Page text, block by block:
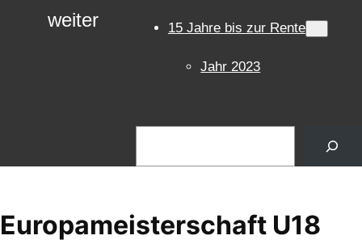
weiter
15 Jahre bis zur Rente
Jahr 2023
Europameisterschaft U18